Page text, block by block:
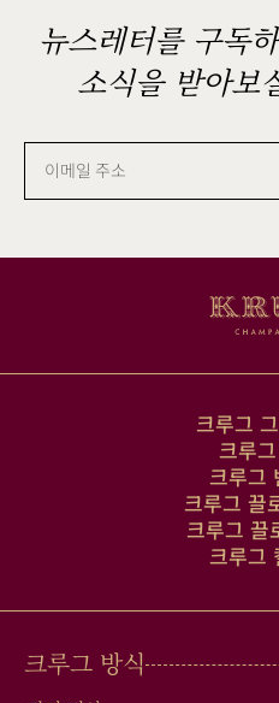
뉴스레터를 구독
소식을 받아
이
메
일
주
소
크루그
크루
크루그
크루그 끌
크루그
크루
MAIN
크루그 방식